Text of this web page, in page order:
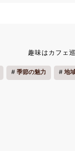
趣味はカフェ
季節の魅力 地